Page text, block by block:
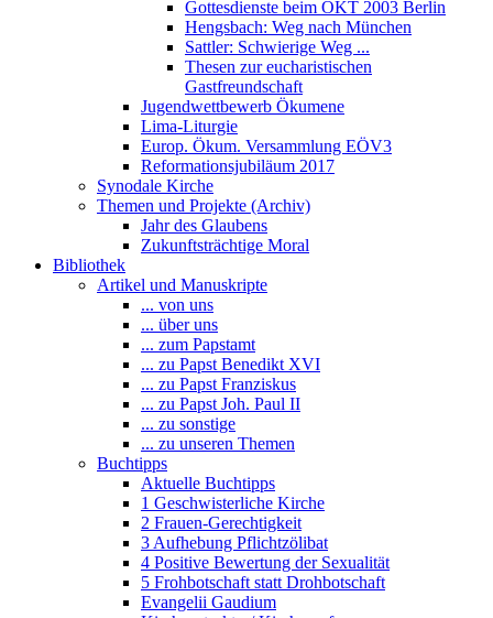
Gottesdienste beim ÖKT 2003 Berlin
Hengsbach: Weg nach München
Sattler: Schwierige Weg ...
Thesen zur eucharistischen
Gastfreundschaft
Jugendwettbewerb Ökumene
Lima-Liturgie
Europ. Ökum. Versammlung EÖV3
Reformationsjubiläum 2017
Synodale Kirche
Themen und Projekte (Archiv)
Jahr des Glaubens
Zukunftsträchtige Moral
Bibliothek
Artikel und Manuskripte
... von uns
... über uns
... zum Papstamt
... zu Papst Benedikt XVI
... zu Papst Franziskus
... zu Papst Joh. Paul II
... zu sonstige
... zu unseren Themen
Buchtipps
Aktuelle Buchtipps
1 Geschwisterliche Kirche
2 Frauen-Gerechtigkeit
3 Aufhebung Pflichtzölibat
4 Positive Bewertung der Sexualität
5 Frohbotschaft statt Drohbotschaft
Evangelii Gaudium